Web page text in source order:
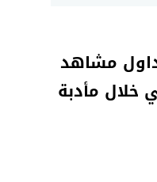
مشاهد
خلال مأدبة